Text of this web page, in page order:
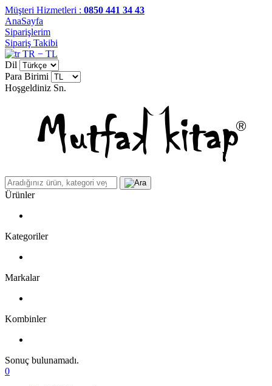
Müşteri Hizmetleri : 0850 441 34 43
AnaSayfa
Siparişlerim
Sipariş Takibi
TR − TL
Dil
Para Birimi
Hoşgeldiniz Sn.
Ürünler
Kategoriler
Markalar
Kombinler
Sonuç bulunamadı.
0